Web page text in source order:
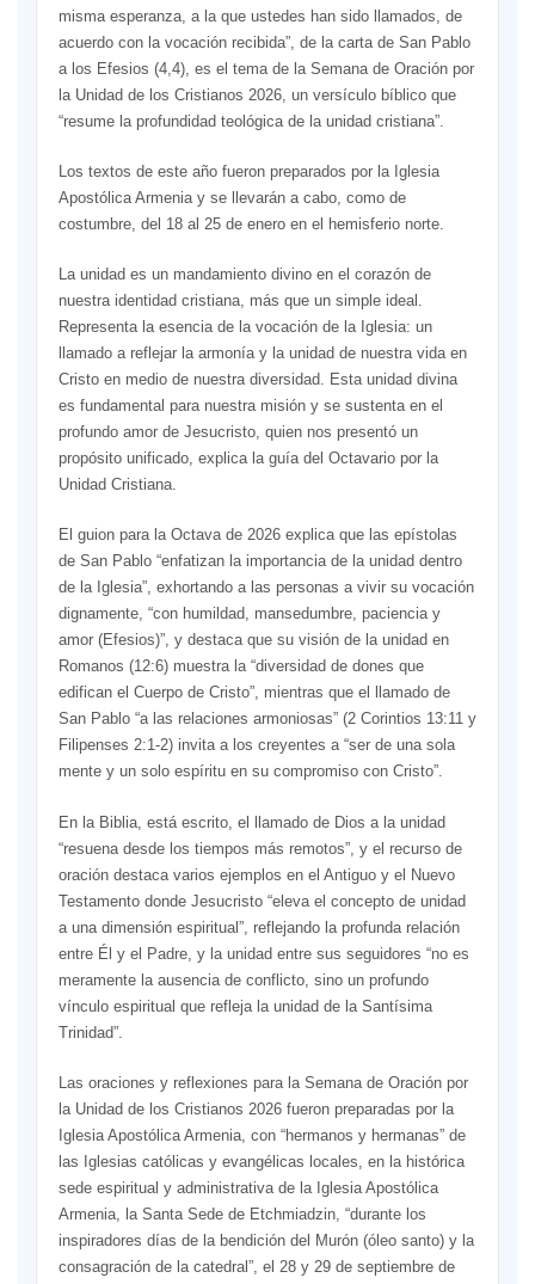
misma esperanza, a la que ustedes han sido llamados, de
acuerdo con la vocación recibida”, de la carta de San Pablo
a los Efesios (4,4), es el tema de la Semana de Oración por
la Unidad de los Cristianos 2026, un versículo bíblico que
“resume la profundidad teológica de la unidad cristiana”.
Los textos de este año fueron preparados por la Iglesia
Apostólica Armenia y se llevarán a cabo, como de
costumbre, del 18 al 25 de enero en el hemisferio norte.
La unidad es un mandamiento divino en el corazón de
nuestra identidad cristiana, más que un simple ideal.
Representa la esencia de la vocación de la Iglesia: un
llamado a reflejar la armonía y la unidad de nuestra vida en
Cristo en medio de nuestra diversidad. Esta unidad divina
es fundamental para nuestra misión y se sustenta en el
profundo amor de Jesucristo, quien nos presentó un
propósito unificado, explica la guía del Octavario por la
Unidad Cristiana.
El guion para la Octava de 2026 explica que las epístolas
de San Pablo “enfatizan la importancia de la unidad dentro
de la Iglesia”, exhortando a las personas a vivir su vocación
dignamente, “con humildad, mansedumbre, paciencia y
amor (Efesios)”, y destaca que su visión de la unidad en
Romanos (12:6) muestra la “diversidad de dones que
edifican el Cuerpo de Cristo”, mientras que el llamado de
San Pablo “a las relaciones armoniosas” (2 Corintios 13:11 y
Filipenses 2:1-2) invita a los creyentes a “ser de una sola
mente y un solo espíritu en su compromiso con Cristo”.
En la Biblia, está escrito, el llamado de Dios a la unidad
“resuena desde los tiempos más remotos”, y el recurso de
oración destaca varios ejemplos en el Antiguo y el Nuevo
Testamento donde Jesucristo “eleva el concepto de unidad
a una dimensión espiritual”, reflejando la profunda relación
entre Él y el Padre, y la unidad entre sus seguidores “no es
meramente la ausencia de conflicto, sino un profundo
vínculo espiritual que refleja la unidad de la Santísima
Trinidad”.
Las oraciones y reflexiones para la Semana de Oración por
la Unidad de los Cristianos 2026 fueron preparadas por la
Iglesia Apostólica Armenia, con “hermanos y hermanas” de
las Iglesias católicas y evangélicas locales, en la histórica
sede espiritual y administrativa de la Iglesia Apostólica
Armenia, la Santa Sede de Etchmiadzin, “durante los
inspiradores días de la bendición del Murón (óleo santo) y la
consagración de la catedral”, el 28 y 29 de septiembre de